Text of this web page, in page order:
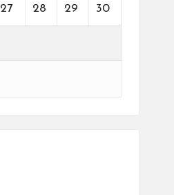
27 28 29 30